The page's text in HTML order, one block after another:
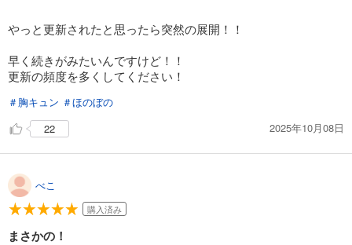
やっと更新されたと思ったら突然の展開！！
早く続きがみたいんですけど！！
更新の頻度を多くしてください！
＃胸キュン ＃ほのぼの
22
2025年10月08日
べこ
購入済み
まさかの！